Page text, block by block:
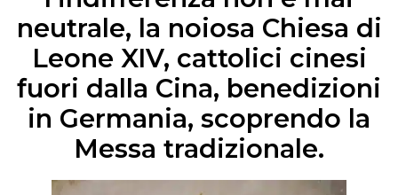
neutrale, la noiosa Chiesa di
Leone XIV, cattolici cinesi
fuori dalla Cina, benedizioni
in Germania, scoprendo la
Messa tradizionale.